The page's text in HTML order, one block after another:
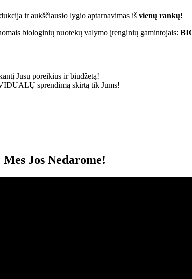
ir aukščiausio lygio aptarnavimas iš vienų rankų!
biologinių nuotekų valymo įrenginių gamintojais:
Jūsų poreikius ir biudžetą!
sprendimą skirtą tik Jums!
Jos Nedarome!